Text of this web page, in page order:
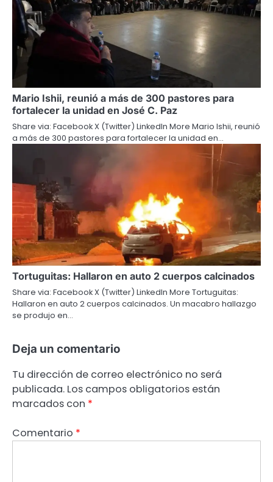
Mario Ishii, reunió a más de 300 pastores para
fortalecer la unidad en José C. Paz
Share via: Facebook X (Twitter) LinkedIn More Mario Ishii, reunió
a más de 300 pastores para fortalecer la unidad en…
Tortuguitas: Hallaron en auto 2 cuerpos calcinados
Share via: Facebook X (Twitter) LinkedIn More Tortuguitas:
Hallaron en auto 2 cuerpos calcinados. Un macabro hallazgo
se produjo en…
Deja un comentario
Tu dirección de correo electrónico no será
publicada. Los campos obligatorios están
marcados con *
Comentario *